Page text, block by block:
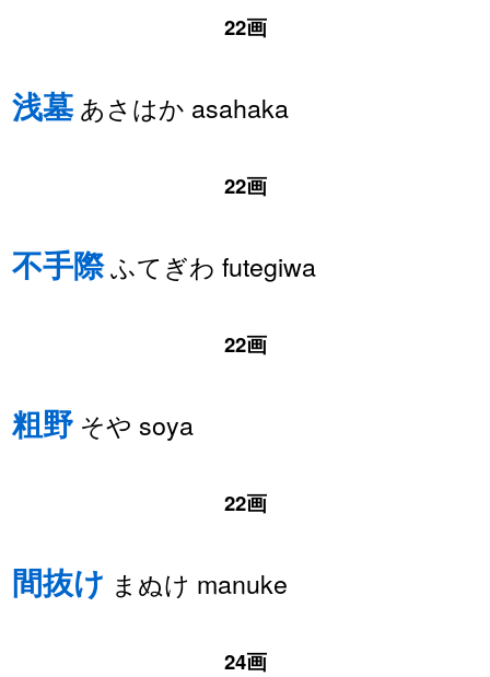
22画
浅墓あさはか asahaka
22画
不手際ふてぎわ futegiwa
22画
粗野 そや soya
22画
間抜け まぬけ manuke
24画